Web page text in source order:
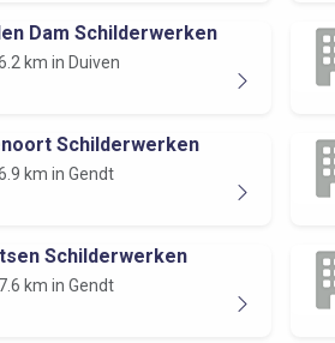
Dam Schilderwerken
km in Duiven
Schilderwerken
km in Gendt
Schilderwerken
km in Gendt